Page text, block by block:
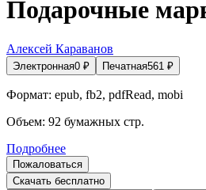
Подарочные
Алексей Караванов
Электронная0 ₽ Печатная561 ₽
Формат: epub, fb2, pdfRead, mobi
Объем: 92 бумажных стр.
Подробнее
Пожаловаться
Скачать бесплатно